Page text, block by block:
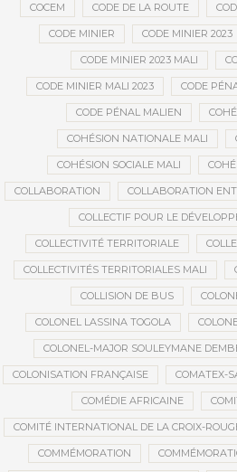
COCEM CODE DE LA ROUTE
CODE MINIER CODE MINIER 2023
CODE MINIER 2023 MALI
CODE MINIER MALI 2023 CODE
CODE PÉNAL MALIEN
COHÉSION NATIONALE MALI
COHÉSION SOCIALE MALI
COLLABORATION COLLABORATION
COLLECTIF POUR LE
COLLECTIVITÉ TERRITORIALE
COLLECTIVITÉS TERRITORIALES MALI
COLLISION DE BUS
COLONEL LASSINA TOGOLA
COLONEL-MAJOR SOULEYMANE
COLONISATION FRANÇAISE COMATEX-
COMÉDIE AFRICAINE
COMITÉ INTERNATIONAL DE LA CROIX-
COMMÉMORATION